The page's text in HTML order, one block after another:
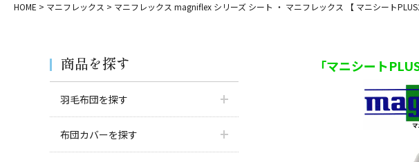
HOME マニフレックス マニフレックス magniflex シリーズ シート ・ マニフレックス 【 マニシート
商品を探す
羽毛布団を探す
布団カバーを探す
「マニシート